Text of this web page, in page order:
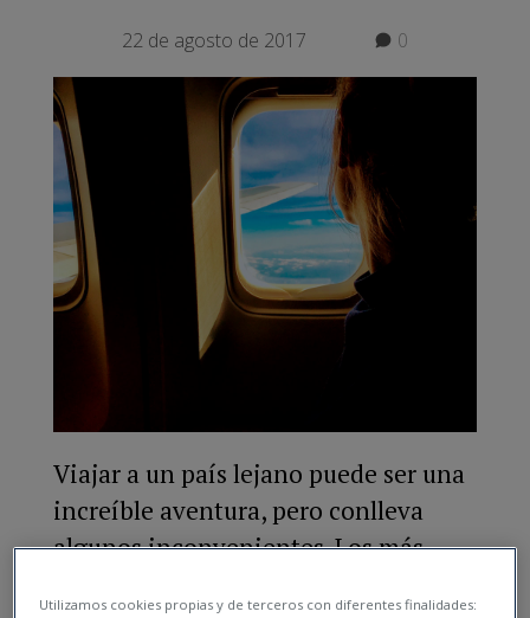
22 de agosto de 2017 0
Viajar a un país lejano puede ser una
increíble aventura, pero conlleva
algunos inconvenientes. Los más
Utilizamos cookies propias y de terceros con diferentes finalidades: